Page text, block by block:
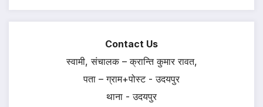
Contact Us
स्वामी, संचालक – क्रान्ति कुमार रावत,
पता – ग्राम+पोस्ट - उदयपुर
थाना - उदयपुर